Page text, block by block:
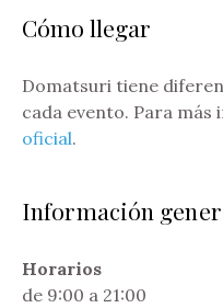
Cómo llegar
Domatsuri tiene
cada evento. Para
oficial.
Información
Horarios
de 9:00 a 21:00